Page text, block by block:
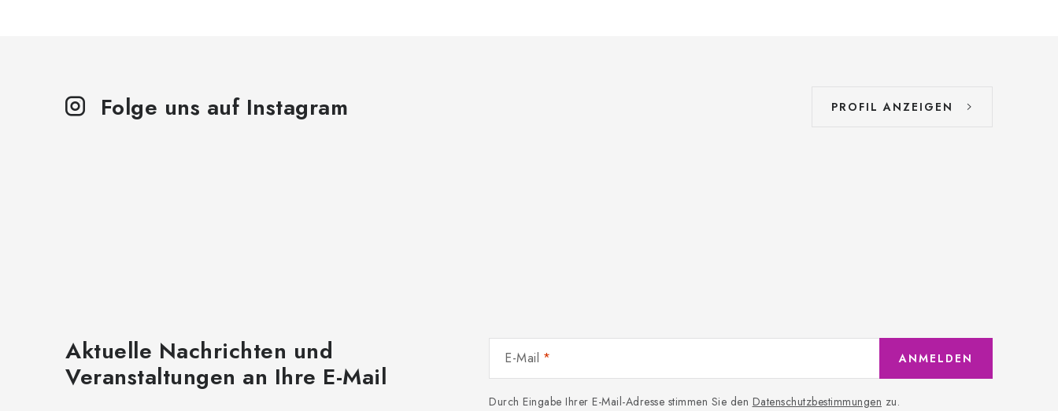
e
e
d
e
Folge uns auf Instagram PROFIL ANZEIGEN
Aktuelle Nachrichten und
Veranstaltungen an Ihre E-Mail
E-Mail
Durch Eingabe Ihrer E-Mail-Adresse stimmen Sie den Datenschutzbestimmungen zu.
ANMELDEN